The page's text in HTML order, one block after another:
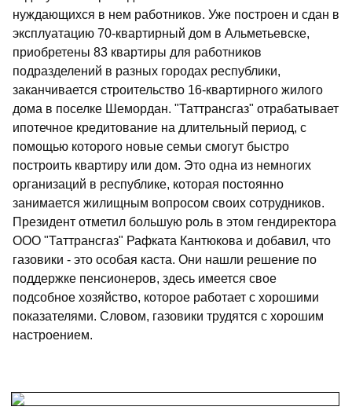
нуждающихся в нем работников. Уже построен и сдан в
эксплуатацию 70-квартирный дом в Альметьевске,
приобретены 83 квартиры для работников
подразделений в разных городах республики,
заканчивается строительство 16-квартирного жилого
дома в поселке Шемордан. "Таттрансгаз" отрабатывает
ипотечное кредитование на длительный период, с
помощью которого новые семьи смогут быстро
построить квартиру или дом. Это одна из немногих
организаций в республике, которая постоянно
занимается жилищным вопросом своих сотрудников.
Президент отметил большую роль в этом гендиректора
ООО "Таттрансгаз" Рафката Кантюкова и добавил, что
газовики - это особая каста. Они нашли решение по
поддержке пенсионеров, здесь имеется свое
подсобное хозяйство, которое работает с хорошими
показателями. Словом, газовики трудятся с хорошим
настроением.